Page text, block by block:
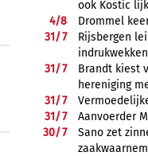
ook Kostic
4/8
Drommel
31/7
Rijsbergen
31/7
Brandt kiest
hereniging
31/7
31/7
Aanvoerder
30/7
Sano zet